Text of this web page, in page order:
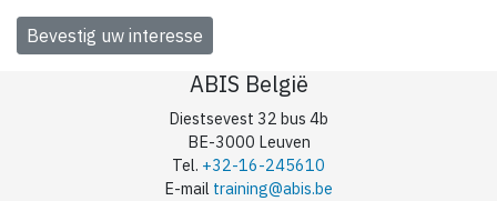
ABIS België
Diestsevest 32 bus 4b
BE-3000 Leuven
Tel. +32-16-245610
E-mail training@abis.be